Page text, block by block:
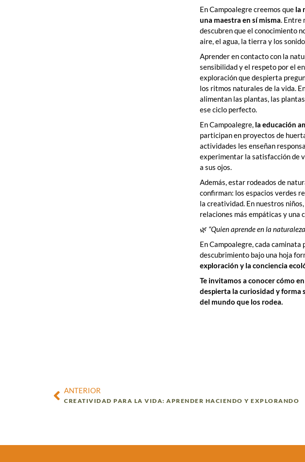
En Campoalegre creemos que la
una maestra en sí misma. Entre
descubren que el conocimiento
aire, el agua, la tierra y los
Aprender en contacto con la
sensibilidad y el respeto por el
exploración que despierta
los ritmos naturales de la vida.
alimentan las plantas, las
ese ciclo perfecto.
En Campoalegre, la educación
participan en proyectos de
actividades les enseñan
experimentar la satisfacción de
a sus ojos.
Además, estar rodeados de
confirman: los espacios verdes
la creatividad. En nuestros
relaciones más empáticas y una
🌿 “Quien aprende en la
En Campoalegre, cada caminata
descubrimiento bajo una hoja
exploración y la conciencia
Te invitamos a conocer cómo
despierta la curiosidad y forma
del mundo que los rodea.
ANTERIOR
CREATIVIDAD PARA LA VIDA: APRENDER HACIENDO Y EXPLORANDO